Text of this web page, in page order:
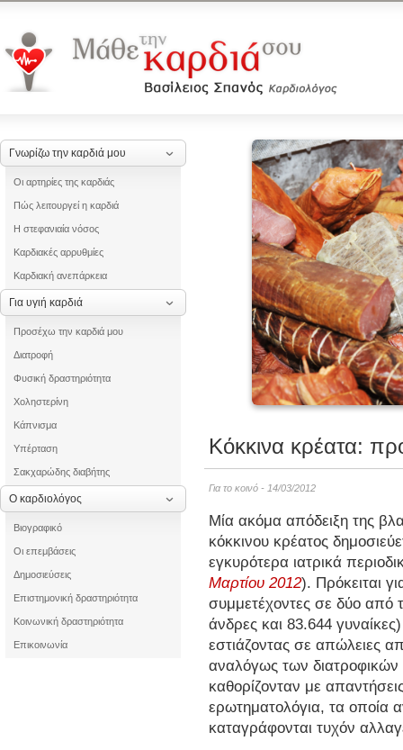
Γνωρίζω την καρδιά μου
Οι αρτηρίες της καρδιάς
Πώς λειτουργεί η καρδιά
Η στεφανιαία νόσος
Καρδιακές αρρυθμίες
Καρδιακή ανεπάρκεια
Για υγιή καρδιά
Προσέχω την καρδιά μου
Διατροφή
Φυσική δραστηριότητα
Χοληστερίνη
Κάπνισμα
Υπέρταση
Σακχαρώδης διαβήτης
Ο καρδιολόγος
Βιογραφικό
Οι επεμβάσεις
Δημοσιεύσεις
Επιστημονική δραστηριότητα
Κοινωνική δραστηριότητα
Επικοινωνία
Κόκκινα κρέατα:
Για το κοινό - 14/03/2012
Μία ακόμα απόδειξη της
κόκκινου κρέατος
εγκυρότερα ιατρικά
Μαρτίου 2012). Πρόκειται
συμμετέχοντες σε δύο από
άνδρες και 83.644
εστιάζοντας σε απώλειες
αναλόγως των διατροφικών
καθορίζονταν με
ερωτηματολόγια, τα οποία
καταγράφονται τυχόν